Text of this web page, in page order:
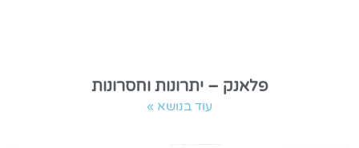
פלאנק – יתרונות וחסרונות
עוד בנושא »